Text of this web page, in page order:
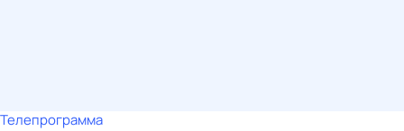
Телепрограмма